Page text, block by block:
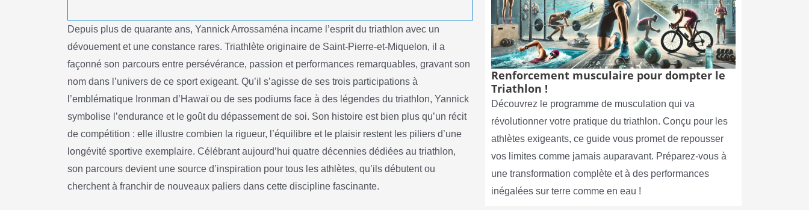
Depuis plus de quarante ans, Yannick Arrossaména incarne l’esprit du triathlon avec un
dévouement et une constance rares. Triathlète originaire de Saint-Pierre-et-Miquelon, il a
façonné son parcours entre persévérance, passion et performances remarquables, gravant son
nom dans l’univers de ce sport exigeant. Qu’il s’agisse de ses trois participations à
l’emblématique Ironman d’Hawaï ou de ses podiums face à des légendes du triathlon, Yannick
symbolise l’endurance et le goût du dépassement de soi. Son histoire est bien plus qu’un récit
de compétition : elle illustre combien la rigueur, l’équilibre et le plaisir restent les piliers d’une
longévité sportive exemplaire. Célébrant aujourd’hui quatre décennies dédiées au triathlon,
son parcours devient une source d’inspiration pour tous les athlètes, qu’ils débutent ou
cherchent à franchir de nouveaux paliers dans cette discipline fascinante.
Renforcement musculaire pour dompter le
Triathlon !
Découvrez le programme de musculation qui va
révolutionner votre pratique du triathlon. Conçu pour les
athlètes exigeants, ce guide vous promet de repousser
vos limites comme jamais auparavant. Préparez-vous à
une transformation complète et à des performances
inégalées sur terre comme en eau !